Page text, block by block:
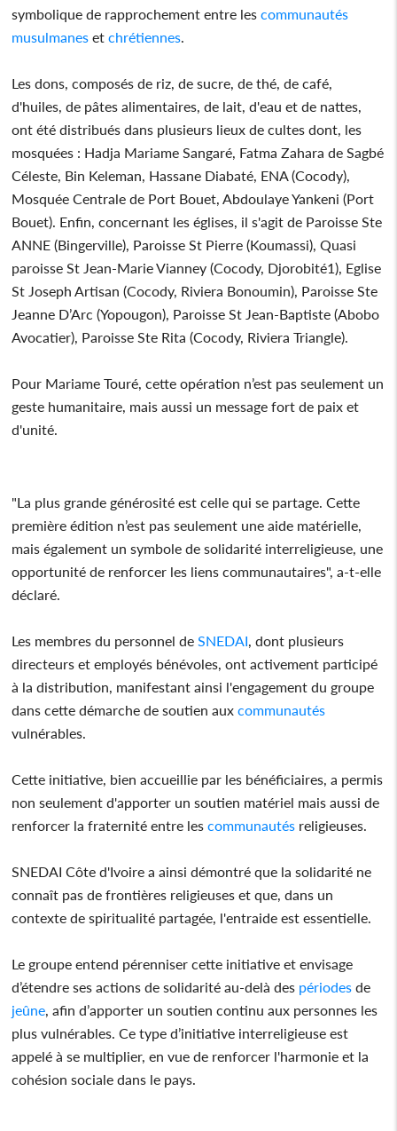
symbolique de rapprochement entre les communautés
musulmanes et chrétiennes
Les dons, composés de riz, de sucre, de thé, de café,
d'huiles, de pâtes alimentaires, de lait, d'eau et de nattes,
ont été distribués dans plusieurs lieux de cultes dont, les
mosquées : Hadja Mariame Sangaré, Fatma Zahara de Sagbé
Céleste, Bin Keleman, Hassane Diabaté, ENA (Cocody),
Mosquée Centrale de Port Bouet, Abdoulaye Yankeni (Port
Bouet). Enfin, concernant les églises, il s'agit de Paroisse Ste
ANNE (Bingerville), Paroisse St Pierre (Koumassi), Quasi
paroisse St Jean-Marie Vianney (Cocody, Djorobité1), Eglise
St Joseph Artisan (Cocody, Riviera Bonoumin), Paroisse Ste
Jeanne D’Arc (Yopougon), Paroisse St Jean-Baptiste (Abobo
Avocatier), Paroisse Ste Rita (Cocody, Riviera Triangle).
Pour Mariame Touré, cette opération n’est pas seulement un
geste humanitaire, mais aussi un message fort de paix et
d'unité.
"La plus grande générosité est celle qui se partage. Cette
première édition n’est pas seulement une aide matérielle,
mais également un symbole de solidarité interreligieuse, une
opportunité de renforcer les liens communautaires", a-t-elle
déclaré.
Les membres du personnel de SNEDAI , dont plusieurs
directeurs et employés bénévoles, ont activement participé
à la distribution, manifestant ainsi l'engagement du groupe
dans cette démarche de soutien aux communautés
vulnérables.
Cette initiative, bien accueillie par les bénéficiaires, a permis
non seulement d'apporter un soutien matériel mais aussi de
renforcer la fraternité entre les communautés religieuses.
SNEDAI Côte d'Ivoire a ainsi démontré que la solidarité ne
connaît pas de frontières religieuses et que, dans un
contexte de spiritualité partagée, l'entraide est essentielle.
Le groupe entend pérenniser cette initiative et envisage
d’étendre ses actions de solidarité au-delà des périodes de
jeûne , afin d’apporter un soutien continu aux personnes les
plus vulnérables. Ce type d’initiative interreligieuse est
appelé à se multiplier, en vue de renforcer l'harmonie et la
cohésion sociale dans le pays.